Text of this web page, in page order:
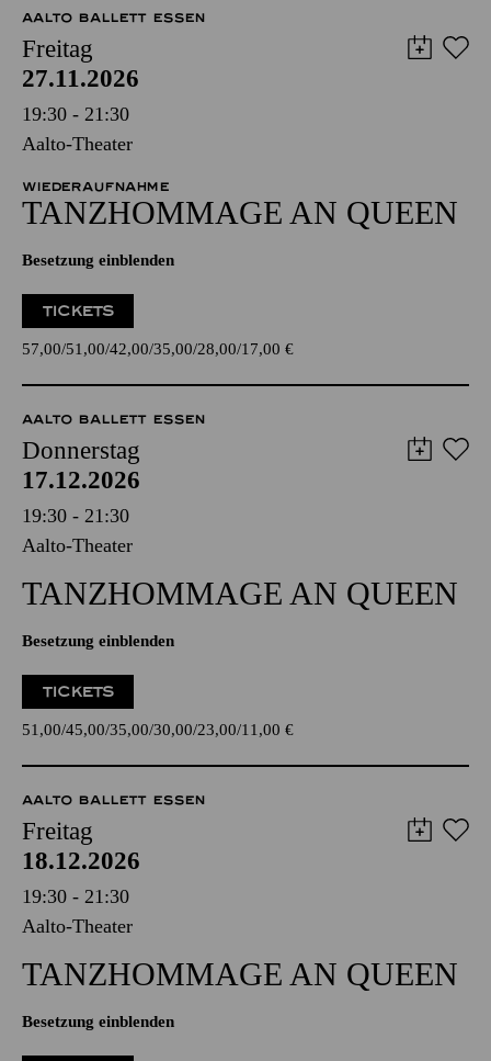
AALTO BALLETT ESSEN
Freitag
27.11.2026
19:30 - 21:30
Aalto-Theater
WIEDERAUFNAHME
TANZ­HOMMAGE AN QUEEN
Besetzung einblenden
TICKETS
57,00 51,00 42,00 35,00 28,00 17,00 €
AALTO BALLETT ESSEN
Donnerstag
17.12.2026
19:30 - 21:30
Aalto-Theater
TANZ­HOMMAGE AN QUEEN
Besetzung einblenden
TICKETS
51,00 45,00 35,00 30,00 23,00 11,00 €
AALTO BALLETT ESSEN
Freitag
18.12.2026
19:30 - 21:30
Aalto-Theater
TANZ­HOMMAGE AN QUEEN
Besetzung einblenden